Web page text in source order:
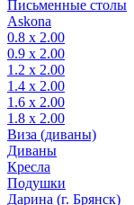
Письменные столы
Askona
0.8 х 2.00
0.9 х 2.00
1.2 х 2.00
1.4 х 2.00
1.6 х 2.00
1.8 х 2.00
Виза (диваны)
Диваны
Кресла
Подушки
Дарина (г. Брянск)